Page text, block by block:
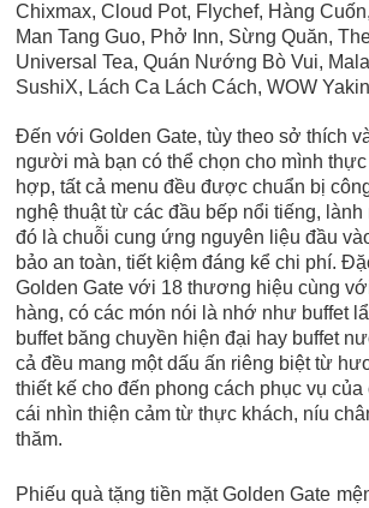
Chixmax, Cloud Pot, Flychef, Hàng
Man Tang Guo, Phở Inn, Sừng Quăn,
Universal Tea,Quán Nướng Bò Vui,
SushiX, Lách Ca Lách Cách, WOW
Đến với Golden Gate, tùy theo sở thích
người mà bạn có thể chọn cho mình
hợp, tất cả menu đều được chuẩn bị
nghệ thuật từ các đầu bếp nổi tiếng,
đó là chuỗi cung ứng nguyên liệu đầu
bảo an toàn, tiết kiệm đáng kể chi phí.
Golden Gate với 18 thương hiệu cùng
hàng, có các món nói là nhớ như buffet
buffet băng chuyền hiện đại hay buffet
cả đều mang một dấu ấn riêng biệt từ
thiết kế cho đến phong cách phục vụ
cái nhìn thiện cảm từ thực khách, níu
thăm.
Phiếu quà tặng tiền mặt Golden Gate